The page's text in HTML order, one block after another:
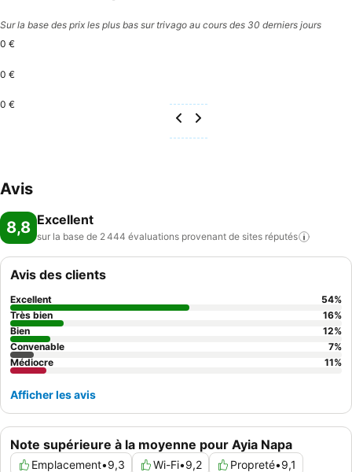
Sur la base des prix les plus bas sur trivago au cours des 30 derniers jours
0 €
0 €
0 €
Avis
8,8 Excellent
sur la base de 2 444 évaluations provenant de sites réputés
Note supérieure à la moyenne pour Ayia Napa
Emplacement•9,3 Wi-Fi•9,2 Propreté•9,1
Avis des clients
Excellent 54%
Très bien
16%
Bien
12%
Convenable
7%
Médiocre
11%
Afficher les avis